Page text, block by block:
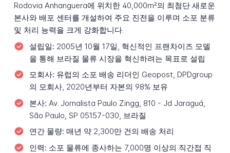
Rodovia Anhanguera에 위치한 40,000m²의 최첨단 새로운
본사와 배포 센터를 개설하여 주요 진전을 이루며 소포 분류
및 처리 능력을 크게 강화합니다.
설립일: 2005년 10월 17일, 혁신적인 프랜차이즈 모델
을 통해 브라질 물류 시장을 혁신하려는 목표로 설립
모회사: 유럽의 소포 배송 리더인 Geopost, DPDgroup
의 모회사, 2020년부터 자본의 98% 보유
본사: Av. Jornalista Paulo Zingg, 810 - Jd Jaraguá,
São Paulo, SP 05157-030, 브라질
연간 물량: 매년 약 2,300만 건의 배송 처리
인력: 소포 물류에 종사하는 7,000명 이상의 직간접 직